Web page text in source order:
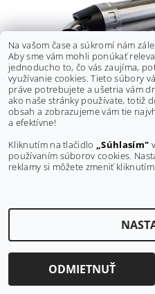
KONCOVKA VÝFUKU
€1 082
Na vašom čase a súkromí nám
Aby sme vám mohli ponúkať
jednoducho to, čo vás zaujíma,
využívanie cookies. Tieto súbory
práve potrebujete a ušetria vám
ako naše stránky používate, totiž
obsah a zobrazujeme vám tie
a efektívne!
Kliknutím na tlačidlo „Súhlasím"
používaním súborov cookies.
reklamy si môžete zmeniť
ODMIETNUŤ